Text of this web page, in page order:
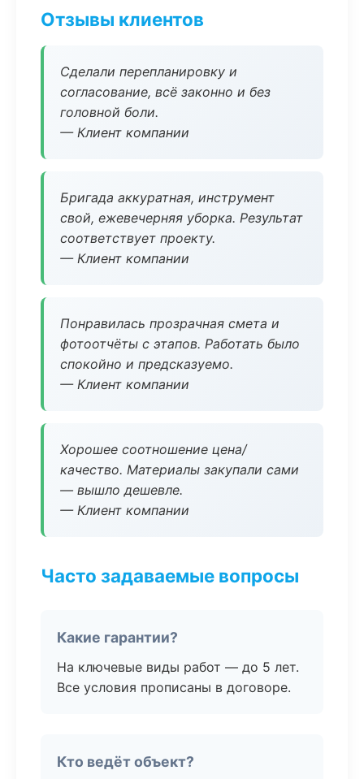
Отзывы клиентов
Сделали перепланировку и
согласование, всё законно и без
головной боли.
— Клиент компании
Бригада аккуратная, инструмент
свой, ежевечерняя уборка. Результат
соответствует проекту.
— Клиент компании
Понравилась прозрачная смета и
фотоотчёты с этапов. Работать было
спокойно и предсказуемо.
— Клиент компании
Хорошее соотношение цена/
качество. Материалы закупали сами
— вышло дешевле.
— Клиент компании
Часто задаваемые вопросы
Какие гарантии?
На ключевые виды работ — до 5 лет.
Все условия прописаны в договоре.
Кто ведёт объект?